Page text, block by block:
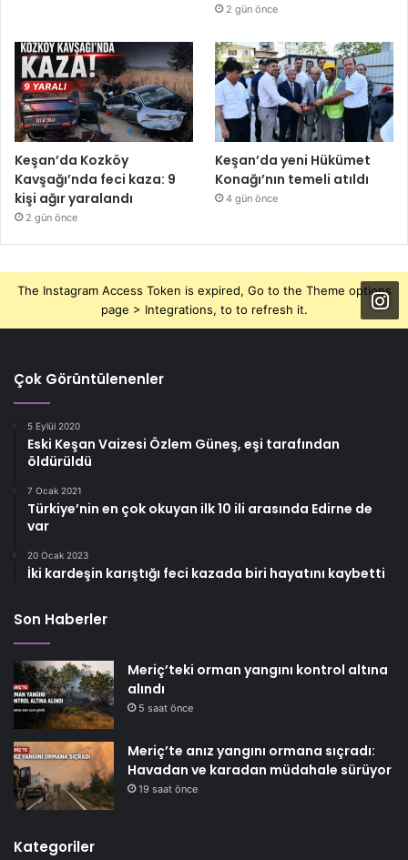
2 gün önce
Keşan’da Kozköy
Kavşağı’nda feci kaza: 9
kişi ağır yaralandı
2 gün önce
Keşan’da yeni Hükümet
Konağı’nın temeli atıldı
4 gün önce
The Instagram Access Token is expired, Go to the Theme options
page > Integrations, to to refresh it.
Çok Görüntülenenler
5 Eylül 2020
Eski Keşan Vaizesi Özlem Güneş, eşi tarafından
öldürüldü
7 Ocak 2021
Türkiye’nin en çok okuyan ilk 10 ili arasında Edirne de
var
20 Ocak 2023
İki kardeşin karıştığı feci kazada biri hayatını kaybetti
Son Haberler
Meriç’teki orman yangını kontrol altına
alındı
5 saat önce
Meriç’te anız yangını ormana sıçradı:
Havadan ve karadan müdahale sürüyor
19 saat önce
Kategoriler